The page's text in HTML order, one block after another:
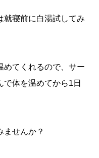
就寝前に白湯試してみ
めてくれるので、サー
で体を温めてから1日
ませんか？